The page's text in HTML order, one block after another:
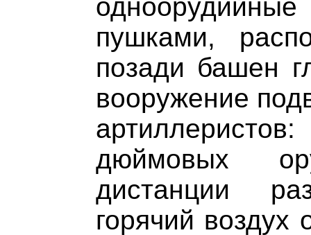
пушками,
позади башен
вооружение
дюймовых
дистанции
горячий